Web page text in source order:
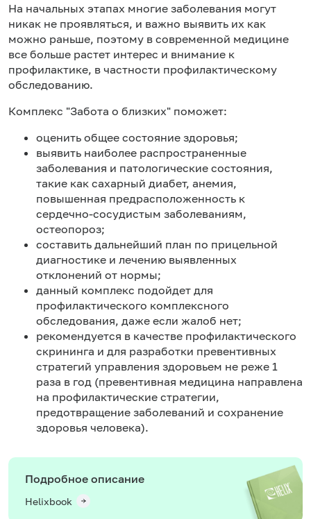
На начальных этапах многие заболевания могут
никак не проявляться, и важно выявить их как
можно раньше, поэтому в современной медицине
все больше растет интерес и внимание к
профилактике, в частности профилактическому
обследованию.
Комплекс "Забота о близких" поможет:
оценить общее состояние здоровья;
выявить наиболее распространенные
заболевания и патологические состояния,
такие как сахарный диабет, анемия,
повышенная предрасположенность к
сердечно-сосудистым заболеваниям,
остеопороз;
составить дальнейший план по прицельной
диагностике и лечению выявленных
отклонений от нормы;
данный комплекс подойдет для
профилактического комплексного
обследования, даже если жалоб нет;
рекомендуется в качестве профилактического
скрининга и для разработки превентивных
стратегий управления здоровьем не реже 1
раза в год (превентивная медицина направлена
на профилактические стратегии,
предотвращение заболеваний и сохранение
здоровья человека).
Подробное описание
Helixbook